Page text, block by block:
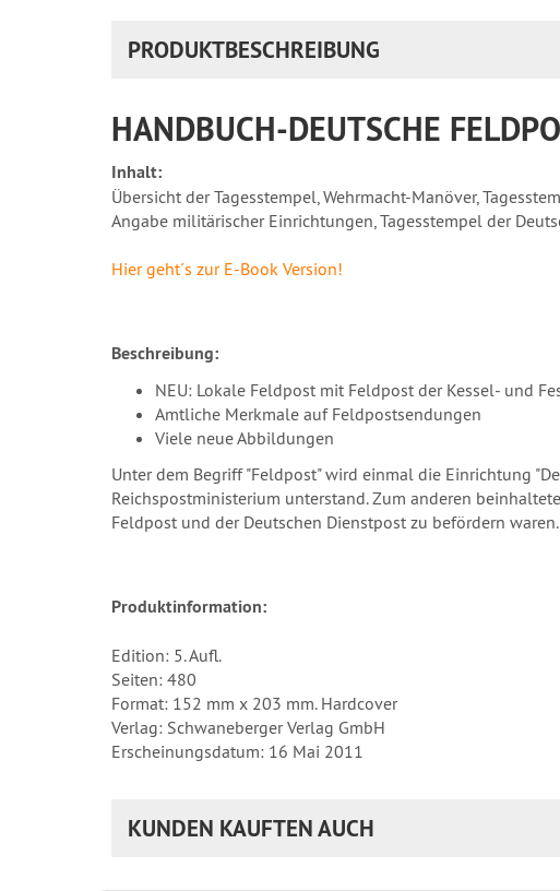
PRODUKTBESCHREIBUNG
HANDBUCH-DEUTSCHE
Inhalt:
Übersicht der Tagesstempel, Wehrmacht-Manöver,
Angabe militärischer Einrichtungen, Tagesstempel der
Hier geht´s zur E-Book Version!
Beschreibung:
NEU: Lokale Feldpost mit Feldpost der Kessel- und
Amtliche Merkmale auf Feldpostsendungen
Viele neue Abbildungen
Unter dem Begriff "Feldpost" wird einmal die Einrichtung
Reichspostministerium unterstand. Zum anderen
Feldpost und der Deutschen Dienstpost zu befördern waren.
Produktinformation:
Edition: 5. Aufl.
Seiten: 480
Format: 152 mm x 203 mm. Hardcover
Verlag: Schwaneberger Verlag GmbH
Erscheinungsdatum: 16 Mai 2011
KUNDEN KAUFTEN AUCH